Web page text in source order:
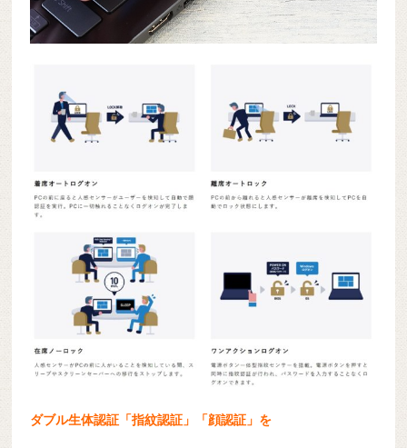
ダブル生体認証「指紋認証」「顔認証」を